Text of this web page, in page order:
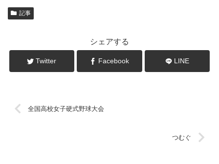
記事
シェアする
Twitter Facebook LINE
全国高校女子硬式野球大会
つむぐ